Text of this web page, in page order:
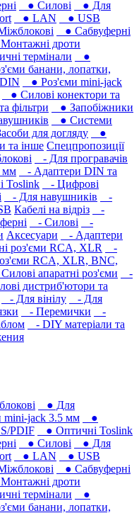
● Силові
● Для
● LAN
● USB
● Сабвуферні
дроти
термінали
●
банани, лопатки,
● Роз'єми mini-jack
● Силові конектори та
фільтри
● Запобіжники
● Системи
для догляду
●
та інше Спецпропозиції
- Для програвачів
мм
- Адаптери DIN та
Toslink
- Цифрові
- Для навушників‎
-
Кабелі на відріз
-
- Силові
-
Аксесуари
- Адаптери
роз'єми RCA, XLR
-
RCA, XLR, BNC,
апаратні роз'єми
-
дистриб'ютори та
- Для вінілу
- Для
- Перемички
-
- DIY матеріали та
● Для
mini-jack 3.5 мм
●
PDIF
● Оптичні Toslink
● Силові
● Для
● LAN
● USB
● Сабвуферні
дроти
термінали
●
банани, лопатки,